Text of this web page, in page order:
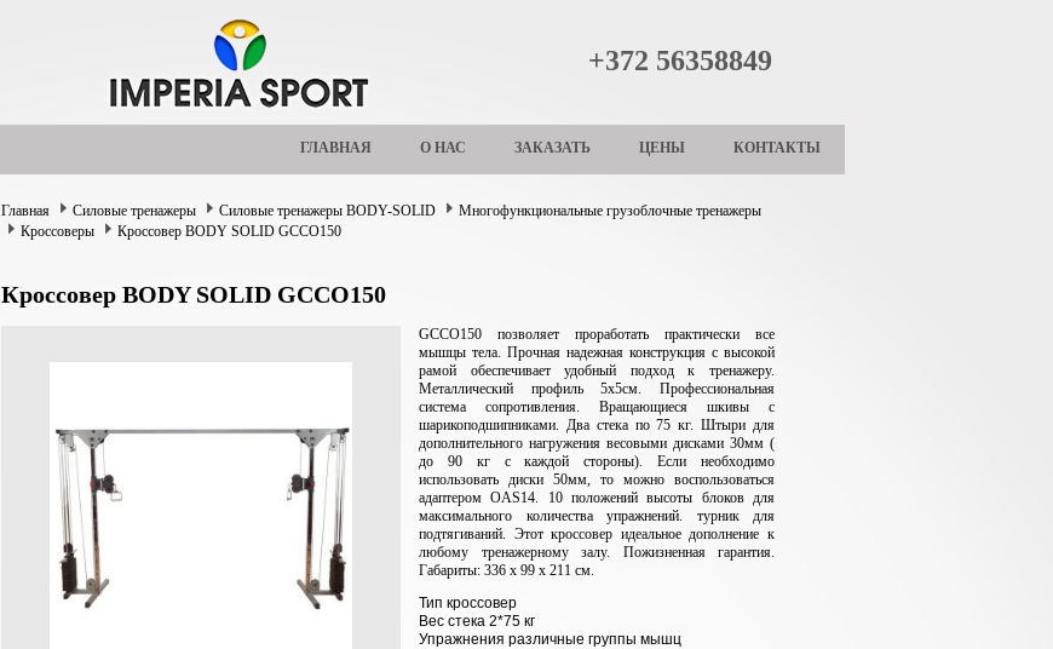
+372 56358849
ГЛАВНАЯ О НАС ЗАКАЗАТЬ ЦЕНЫ КОНТАКТЫ
Главная Силовые тренажеры Силовые тренажеры BODY-SOLID
Многофункциональные грузоблочные тренажеры
Кроссоверы
Кроссовер BODY SOLID GCCO150
Кроссовер BODY SOLID GCCO150
GCCO150 позволяет проработать практически все
мышцы тела. Прочная надежная конструкция с высокой
рамой обеспечивает удобный подход к тренажеру.
Металлический профиль 5х5см. Профессиональная
система сопротивления. Вращающиеся шкивы с
шарикоподшипниками. Два стека по 75 кг. Штыри для
дополнительного нагружения весовыми дисками 30мм (
до 90 кг с каждой стороны). Если необходимо
использовать диски 50мм, то можно воспользоваться
адаптером OAS14. 10 положений высоты блоков для
максимального количества упражнений. турник для
подтягиваний. Этот кроссовер идеальное дополнение к
любому тренажерному залу. Пожизненная гарантия.
Габариты: 336 х 99 х 211 см.
Тип кроссовер
Вес стека 2*75 кг
Упражнения различные группы мышц